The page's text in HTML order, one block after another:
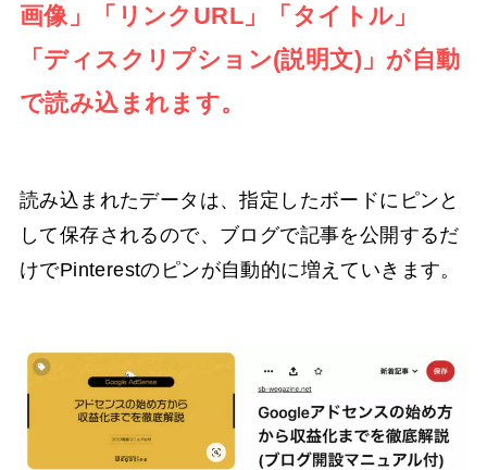
画像」「リンクURL」「タイトル」
「ディスクリプション(説明文)」が自動
で読み込まれます。
読み込まれたデータは、指定したボードにピンと
して保存されるので、ブログで記事を公開するだ
けでPinterestのピンが自動的に増えていきます。